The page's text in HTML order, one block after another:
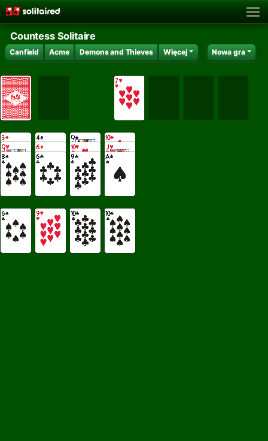
Countess Solitaire
Canfield Acme Demons and Thieves Więcej Nowa gra